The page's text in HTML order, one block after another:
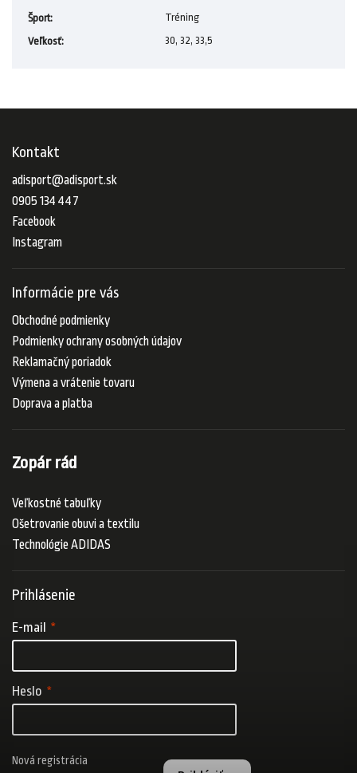
Šport:
Tréning
Veľkosť: 30, 32, 33,5
Kontakt
adisport@adisport.sk
0905 134 447
Facebook
Instagram
Informácie pre vás
Obchodné podmienky
Podmienky ochrany osobných údajov
Reklamačný poriadok
Výmena a vrátenie tovaru
Doprava a platba
Zopár rád
Veľkostné tabuľky
Ošetrovanie obuvi a textilu
Technológie ADIDAS
Prihlásenie
E-mail
Heslo
Nová registrácia